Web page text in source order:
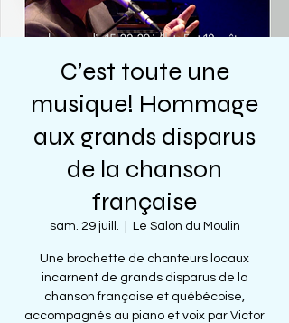
C’est toute une
musique! Hommage
aux grands disparus
de la chanson
française
sam. 29 juill. Le Salon du Moulin
Une brochette de chanteurs locaux
incarnent de grands disparus de la
chanson française et québécoise,
accompagnés au piano et voix par Victor